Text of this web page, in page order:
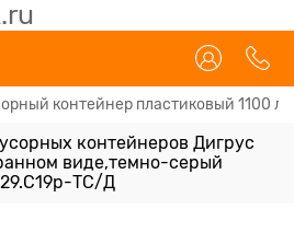
контейнер пластиковый 1100 л
контейнеров Дигрус
виде,темно-серый
ТС/Д